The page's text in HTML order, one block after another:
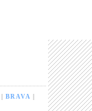
|BRAVA